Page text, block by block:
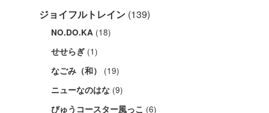
ジョイフルトレイン (139)
NO.DO.KA (18)
せせらぎ (1)
なごみ（和） (19)
ニューなのはな (9)
びゅうコースター風っこ (6)